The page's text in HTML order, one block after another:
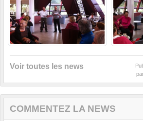
Voir toutes les news
COMMENTEZ LA NEWS